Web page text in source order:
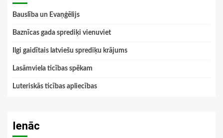
Bauslība un Evaņģēlijs
Baznīcas gada sprediķi vienuviet
Ilgi gaidītais latviešu sprediķu krājums
Lasāmviela ticības spēkam
Luteriskās ticības apliecības
Ienāc